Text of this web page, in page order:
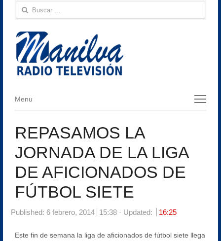
Buscar:
Menu
Menu
REPASAMOS LA
JORNADA DE LA LIGA
DE AFICIONADOS DE
FÚTBOL SIETE
Published: 6 febrero, 2014 15:38 Updated: 16:25
Este fin de semana la liga de aficionados de fútbol siete llega